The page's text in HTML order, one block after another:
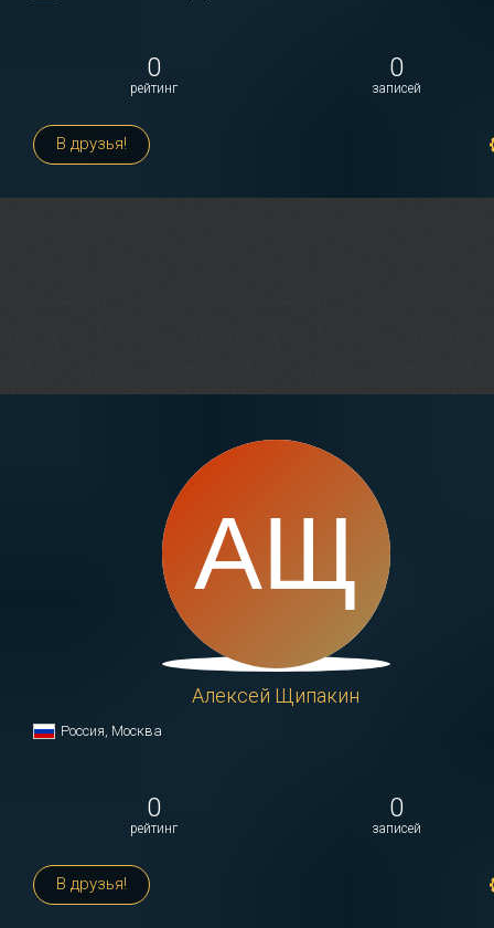
0
рейтинг
0
записей
В друзья!
Алексей Щипакин
Россия, Москва
0
рейтинг
0
записей
В друзья!